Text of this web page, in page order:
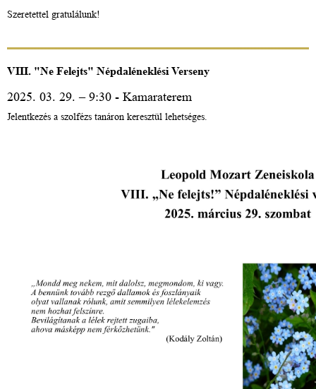
Szeretettel gratulálunk!
VIII. "Ne Felejts" Népdaléneklési Verseny
2025. 03. 29. – 9:30 - Kamaraterem
Jelentkezés a szolfézs tanáron keresztül lehetséges.